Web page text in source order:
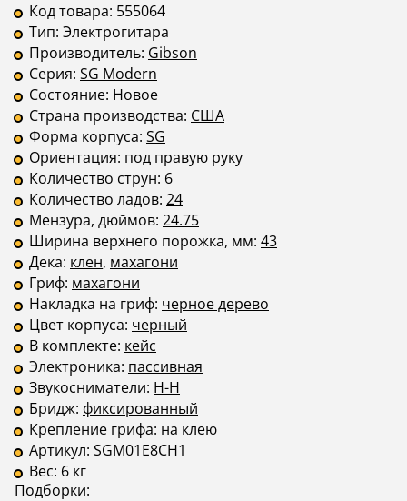
Код товара: 555064
Тип: Электрогитара
Производитель: Gibson
Серия: SG Modern
Состояние: Новое
Страна производства: США
Форма корпуса: SG
Ориентация: под правую руку
Количество струн: 6
Количество ладов: 24
Мензура, дюймов: 24.75
Ширина верхнего порожка, мм: 43
Дека: клен, махагони
Гриф: махагони
Накладка на гриф: черное дерево
Цвет корпуса: черный
В комплекте: кейс
Электроника: пассивная
Звукосниматели: H-H
Бридж: фиксированный
Крепление грифа: на клею
Артикул: SGM01E8CH1
Вес: 6 кг
Подборки: